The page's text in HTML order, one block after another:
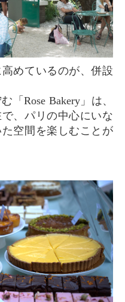
「Rose Bakery」は、
、パリの中心にいな
空間を楽しむことが